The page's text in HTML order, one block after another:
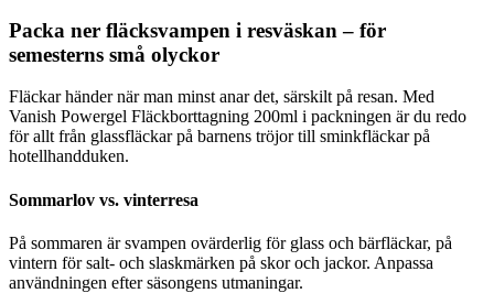
Packa ner fläcksvampen i resväskan – för
semesterns små olyckor
Fläckar händer när man minst anar det, särskilt på resan. Med
Vanish Powergel Fläckborttagning 200ml i packningen är du redo
för allt från glassfläckar på barnens tröjor till sminkfläckar på
hotellhandduken.
Sommarlov vs. vinterresa
På sommaren är svampen ovärderlig för glass och bärfläckar, på
vintern för salt- och slaskmärken på skor och jackor. Anpassa
användningen efter säsongens utmaningar.